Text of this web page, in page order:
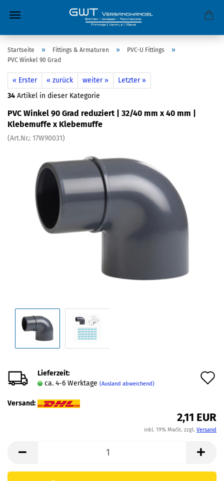
Startseite » Fittings & Armaturen » PVC-U Fittings »
PVC Winkel 90 Grad
« Erster « zurück weiter »
Letzter »
34 Artikel in dieser Kategorie
PVC Winkel 90 Grad reduziert | 32/40 mm x 40 mm |
Klebemuffe x Klebemuffe
(Art.Nr.: 17W90031)
Lieferzeit:
ca. 4-6 Werktage (Ausland abweichend)
Versand:
2,11 EUR
inkl. 19% MwSt. zzgl. Versand